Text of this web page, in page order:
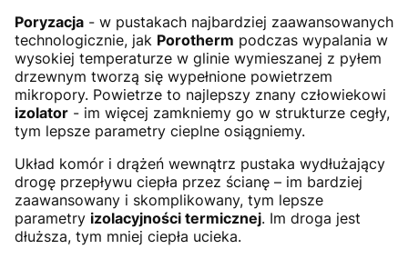
Poryzacja - w pustakach najbardziej zaawansowanych
technologicznie, jak Porotherm podczas wypalania w
wysokiej temperaturze w glinie wymieszanej z pyłem
drzewnym tworzą się wypełnione powietrzem
mikropory. Powietrze to najlepszy znany człowiekowi
izolator - im więcej zamkniemy go w strukturze cegły,
tym lepsze parametry cieplne osiągniemy.
Układ komór i drążeń wewnątrz pustaka wydłużający
drogę przepływu ciepła przez ścianę – im bardziej
zaawansowany i skomplikowany, tym lepsze
parametry izolacyjności termicznej. Im droga jest
dłuższa, tym mniej ciepła ucieka.